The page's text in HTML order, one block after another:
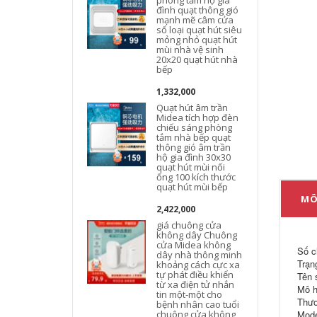
đình quạt thông gió
mạnh mẽ câm cửa
sổ loại quạt hút siêu
mỏng nhỏ quạt hút
mùi nhà vệ sinh
20x20 quạt hút nhà
bếp
1,332,000
Quạt hút âm trần
Midea tích hợp đèn
chiếu sáng phòng
tắm nhà bếp quạt
thông gió âm trần
hộ gia đình 30x30
quạt hút mùi nối
ống 100 kích thước
quạt hút mùi bếp
2,422,000
giá chuông cửa
không dây Chuông
cửa Midea không
dây nhà thông minh
khoảng cách cực xa
tự phát điều khiển
từ xa điện tử nhắn
tin một-một cho
bệnh nhân cao tuổi
chuông cửa không
Số
Tên
Mô